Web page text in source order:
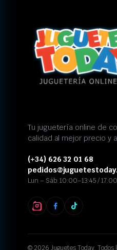
Tu juguetería online de
calidad al mejor precio y
(+34) 626 32 01 68
Lun – Sáb: 10:00–13:45 /
© 2026 Juguetes Today. Todos